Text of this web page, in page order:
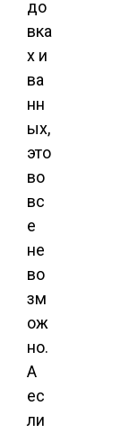
до
вка
х и
ва
нн
ых,
это
во
вс
е
не
во
зм
ож
но.
А
ес
ли